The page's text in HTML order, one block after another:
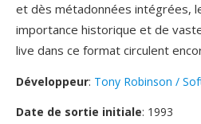
et dès métadonnées intégrées,
importance historique et de
live dans ce format circulent
Développeur: Tony Robinson /
Date de sortie initiale: 1993